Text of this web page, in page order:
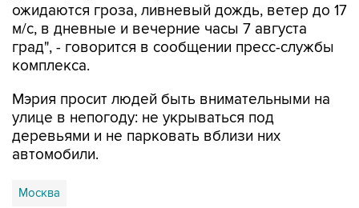
ожидаются гроза, ливневый дождь, ветер до 17
м/с, в дневные и вечерние часы 7 августа
град", - говорится в сообщении пресс-службы
комплекса.
Мэрия просит людей быть внимательными на
улице в непогоду: не укрываться под
деревьями и не парковать вблизи них
автомобили.
Москва